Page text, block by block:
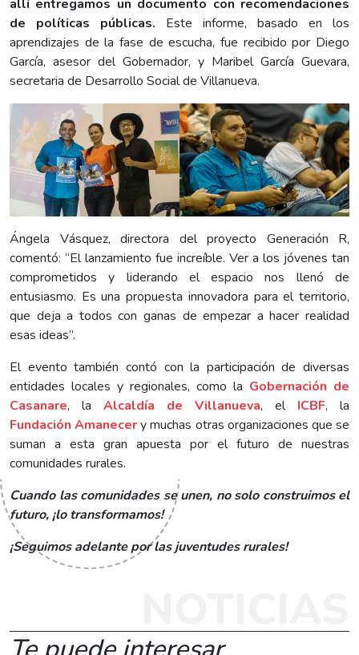
allí entregamos un documento con recomendaciones
de políticas públicas. Este informe, basado en los
aprendizajes de la fase de escucha, fue recibido por Diego
García, asesor del Gobernador, y Maribel García Guevara,
secretaria de Desarrollo Social de Villanueva.
Ángela Vásquez, directora del proyecto Generación R,
comentó: “El lanzamiento fue increíble. Ver a los jóvenes tan
comprometidos y liderando el espacio nos llenó de
entusiasmo. Es una propuesta innovadora para el territorio,
que deja a todos con ganas de empezar a hacer realidad
esas ideas”.
El evento también contó con la participación de diversas
entidades locales y regionales, como la Gobernación de
Casanare, la Alcaldía de Villanueva, el ICBF, la
Fundación Amanecery muchas otras organizaciones que se
suman a esta gran apuesta por el futuro de nuestras
comunidades rurales.
Cuando las comunidades se unen, no solo construimos el
futuro, ¡lo transformamos!
¡Seguimos adelante por las juventudes rurales!